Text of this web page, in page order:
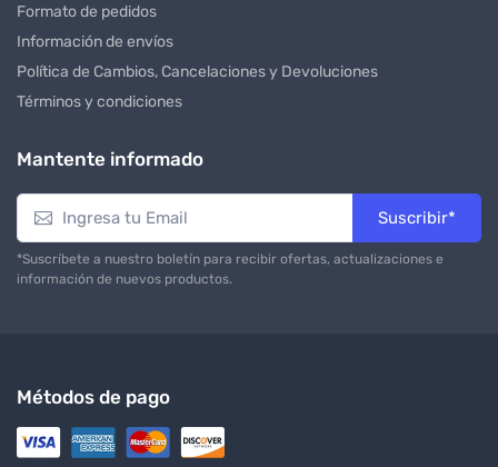
Formato de pedidos
Información de envíos
Política de Cambios, Cancelaciones y Devoluciones
Términos y condiciones
Mantente informado
Suscribir*
*Suscríbete a nuestro boletín para recibir ofertas, actualizaciones e
información de nuevos productos.
Métodos de pago